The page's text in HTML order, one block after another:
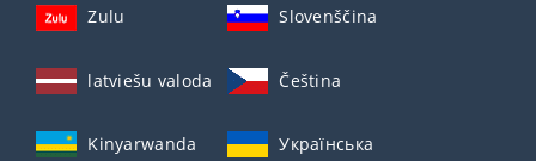
Zulu Slovenščina
latviešu valoda Čeština
Kinyarwanda Українська